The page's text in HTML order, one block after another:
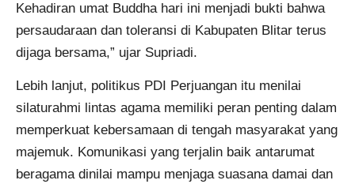
Kehadiran umat Buddha hari ini menjadi bukti bahwa
persaudaraan dan toleransi di Kabupaten Blitar terus
dijaga bersama,” ujar Supriadi.
Lebih lanjut, politikus PDI Perjuangan itu menilai
silaturahmi lintas agama memiliki peran penting dalam
memperkuat kebersamaan di tengah masyarakat yang
majemuk. Komunikasi yang terjalin baik antarumat
beragama dinilai mampu menjaga suasana damai dan